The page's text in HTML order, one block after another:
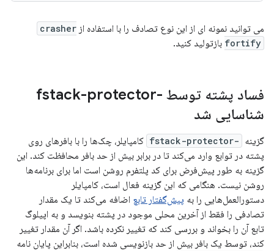
می توانید نمونه ای از این نوع تصادف را با استفاده از crasher
fortify بازتولید کنید.
فساد پشته توسط -fstack-protector
شناسایی شد
گزینه -fstack-protector
کامپایلر، چک‌ها را با بافرهای روی
پشته در توابع وارد می‌کند تا در برابر بیش از حد بافر محافظت کند. این
گزینه به طور پیش‌فرض برای کد پلتفرم روشن است اما برای برنامه‌ها
روشن نیست. هنگامی که این گزینه فعال است، کامپایلر
دستورالعمل‌هایی را به پیش‌گفتار تابع اضافه می‌کند تا یک مقدار
تصادفی را فقط از آخرین محلی موجود در پشته بنویسد و به اپیلوگ
تابع آن را بخواند و بررسی کند که تغییر نکرده باشد. اگر آن مقدار تغییر
کند، توسط یک بافر بیش از حد بازنویسی شده است، بنابراین پایان نامه